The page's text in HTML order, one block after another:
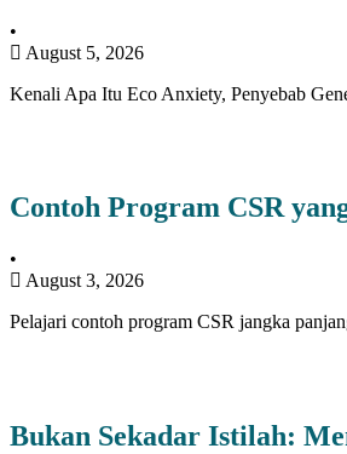
•
August 5, 2026
Kenali Apa Itu Eco Anxiety, Penyebab
Contoh Program CSR
•
August 3, 2026
Pelajari contoh program CSR jangka
Bukan Sekadar Istilah: